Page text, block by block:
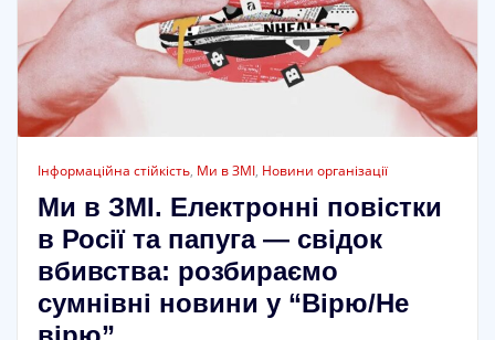
Інформаційна стійкість, Ми в ЗМІ, Новини організації
Ми в ЗМІ. Електронні повістки
в Росії та папуга — свідок
вбивства: розбираємо
сумнівні новини у “Вірю/Не